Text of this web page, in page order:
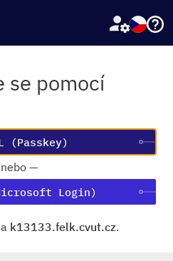
se pomocí
nebo —
Login)
k13133.felk.cvut.cz.